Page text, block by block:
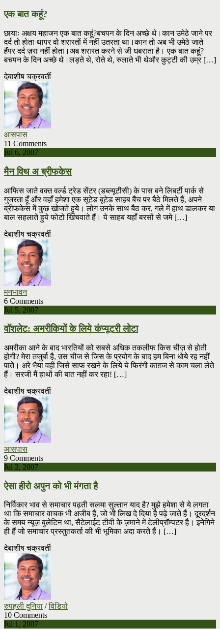
एक बात कहूं?
छायाः अक्षय महाजन एक बात कहूं?बचपन के दिन अच्छे थे।कान उमेठे जाने पर
दर्द तो होता थापर वो शरारतों में नहीं उतरता था।कान तो अब भी उमेठे जाते
हैंपर दर्द ज़रा नहीं होता।अब शरारत करने से जी घबराता है। एक बात कहूं?
बचपन के दिन अच्छे थे।लड़ते थे, रोते थे, रुलाते भी थेऔर कुट्टी की उम्र […]
देबाशीष चक्रवर्ती
आसपास
11 Comments
Jul 6, 2007
मैन विथ अ ब्रीफकेस
आफिस जाते वक्त वर्ल्ड ट्रेड सेंटर (डब्ल्यूटीसी) के पास बने लिबर्टी पार्क से
गुजरता हूँ और वहाँ हमेशा एक सूटेड बूटेड साहब बैंच पर बैठे मिलते हैं, अपने
ब्रीफकेस में कुछ खोजते हुये। लोग उनके साथ बैठ कर, गले में हाथ डालकर या
बाल सहलाते हुये फोटो खिंचवाते हैं। ये साहब यहाँ बरसों से जमे […]
देबाशीष चक्रवर्ती
मनभावन
6 Comments
Jul 5, 2007
वॉशलेट: अमरीकियों के लिये कंप्यूटरी लोटा
अमरीका आने के बाद भारतियों को सबसे अधिक तकलीफ किस चीज़ से होती
होगी? मेरा तजुर्बा है, उस चीज से जिस के प्रयोग के बाद हम बिना धोये रह नहीं
पाते। अरे भैया वही जिसे साफ रखने के लिये ये फिरंगी काग़ज से काम चला लेते
हैं। सरजी मैं हाथों की बात नहीं कर रहा! […]
देबाशीष चक्रवर्ती
आसपास
9 Comments
Jul 2, 2007
ऐसा हीरो अपुन को भी मंगता है
निर्विकार भाव से समाचार पढ़ती सलमा सुल्तान याद है? मुझे हमेशा से ये लगता
था कि समाचार वाचक भी अजीब हैं, जो भी लिख दे दिया है पढ़े जाते हैं। दूरदर्शन
के समय न्यूज़ बुलेटिन था, सैटेलाईट टीवी के ज़माने में टेलीप्रॉम्पटर है। इनेगिने
ही हैं जो समाचार प्रस्तुतकर्ता की भी भूमिका अदा करते हैं। […]
देबाशीष चक्रवर्ती
रुपहली दुनिया /विडियो
10 Comments
Jul 1, 2007